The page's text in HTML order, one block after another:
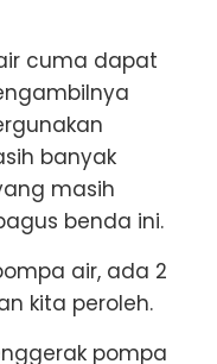
cuma dapat
banyak
masih
benda ini.
air, ada 2
kita peroleh.
pompa